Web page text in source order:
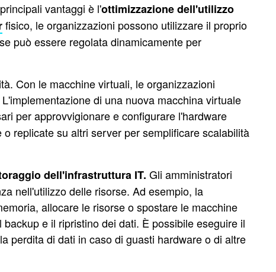
vantaggi è l'ottimizzazione dell'utilizzo
fisico, le organizzazioni possono utilizzare il proprio
può essere regolata dinamicamente per
Con le macchine virtuali, le organizzazioni
di una nuova macchina virtuale
per approvvigionare e configurare l'hardware
replicate su altri server per semplificare scalabilità
dell'infrastruttura IT. Gli amministratori
nell'utilizzo delle risorse. Ad esempio, la
allocare le risorse o spostare le macchine
e il ripristino dei dati. È possibile eseguire il
perdita di dati in caso di guasti hardware o di altre